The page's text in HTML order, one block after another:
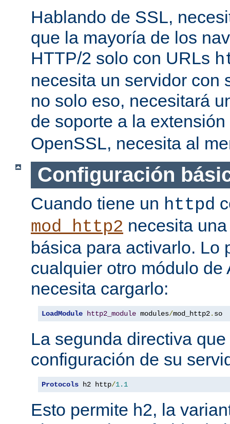
Hablando de SSL,
que la mayoría de los
HTTP/2 solo con URLs
necesita un servidor con
no solo eso, necesitará
de soporte a la extensión
OpenSSL, necesita al
Configuración
Cuando tiene un httpd
mod_http2 necesita
básica para activarlo. Lo
cualquier otro módulo de
necesita cargarlo:
LoadModule http2_module modules/mod_http2. so
La segunda directiva
configuración de su
Protocols h2 http/1.1
Esto permite h2, la